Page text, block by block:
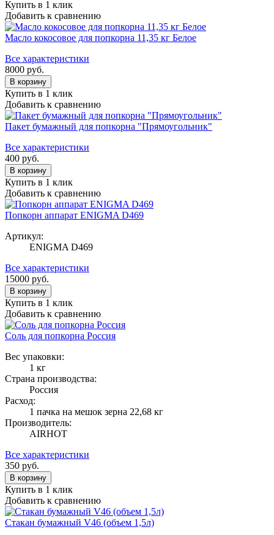
Купить в 1 клик
Добавить к сравнению
Масло кокосовое для попкорна 11,35 кг Белое
Все характеристики
8000 руб.
В корзину
Купить в 1 клик
Добавить к сравнению
Пакет бумажный для попкорна "Прямоугольник"
Все характеристики
400 руб.
В корзину
Купить в 1 клик
Добавить к сравнению
Попкорн аппарат ENIGMA D469
Артикул:
ENIGMA D469
Все характеристики
15000 руб.
В корзину
Купить в 1 клик
Добавить к сравнению
Соль для попкорна Россия
Вес упаковки:
1 кг
Страна производства:
Россия
Расход:
1 пачка на мешок зерна 22,68 кг
Производитель:
AIRHOT
Все характеристики
350 руб.
В корзину
Купить в 1 клик
Добавить к сравнению
Стакан бумажный V46 (объем 1,5л)